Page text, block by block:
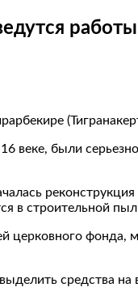
веке, были
в строительной
церковного